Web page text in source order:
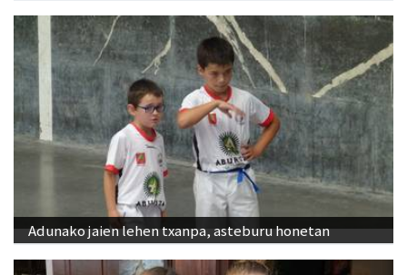
Adunako jaien lehen txanpa, asteburu honetan